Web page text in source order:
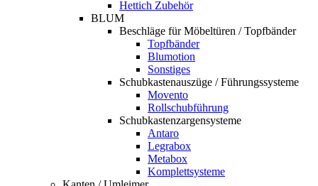
Hettich Zubehör
BLUM
Beschläge für Möbeltüren / Topfbänder
Topfbänder
Blumotion
Sonstiges
Schubkastenauszüge / Führungssysteme
Movento
Rollschubführung
Schubkastenzargensysteme
Antaro
Legrabox
Metabox
Komplettsysteme